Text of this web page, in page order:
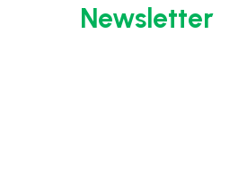
Newsletter